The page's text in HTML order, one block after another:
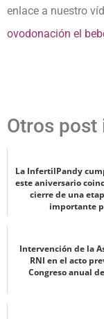
enlace a nuestro
ovodonación el
Otros post
La InfertilPandy
este aniversario
cierre de una
importante
Intervención de la
RNI en el acto
Congreso anual